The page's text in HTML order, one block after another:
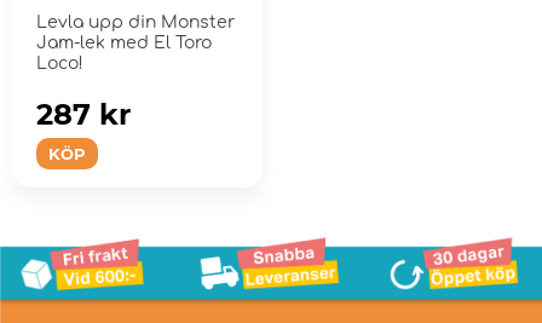
Levla upp din Monster
Jam-lek med El Toro
Loco!
KÖP
287 kr